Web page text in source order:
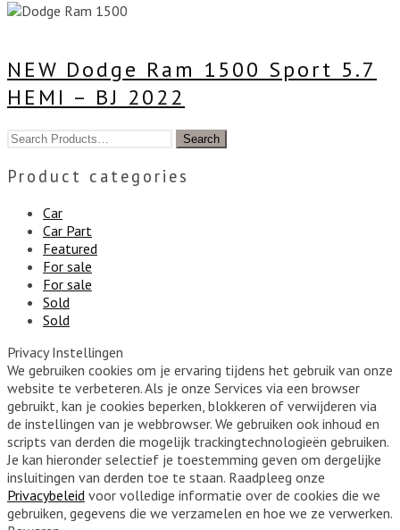
NEW Dodge Ram 1500 Sport 5.7
HEMI – BJ 2022
Product categories
Car
Car Part
Featured
For sale
For sale
Sold
Sold
Privacy Instellingen
We gebruiken cookies om je ervaring tijdens het gebruik van onze
website te verbeteren. Als je onze Services via een browser
gebruikt, kan je cookies beperken, blokkeren of verwijderen via
de instellingen van je webbrowser. We gebruiken ook inhoud en
scripts van derden die mogelijk trackingtechnologieën gebruiken.
Je kan hieronder selectief je toestemming geven om dergelijke
insluitingen van derden toe te staan. Raadpleeg onze
Privacybeleid voor volledige informatie over de cookies die we
gebruiken, gegevens die we verzamelen en hoe we ze verwerken.